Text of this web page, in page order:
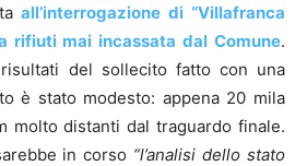
all’interrogazione di “Villafranca
rifiuti mai incassata dal Comune.
del sollecito fatto con una
è stato modesto: appena 20 mila
molto distanti dal traguardo finale.
in corso “l’analisi dello stato